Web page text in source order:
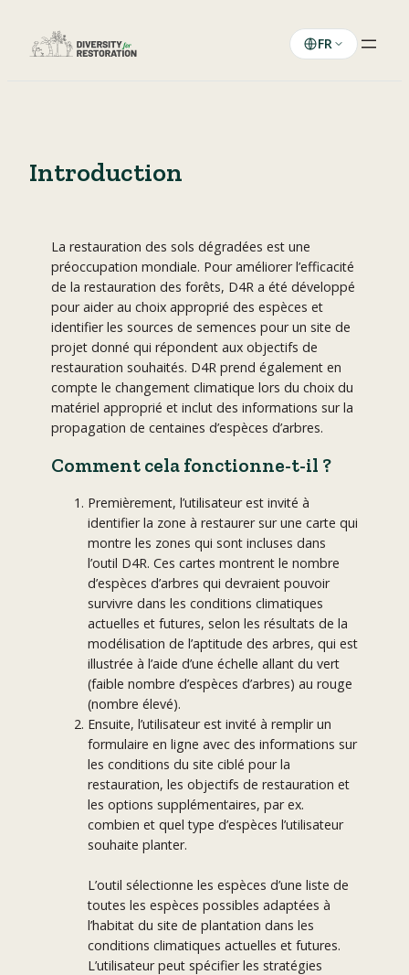
contenu
FR
Introduction
La restauration des sols dégradées est une
préoccupation mondiale. Pour améliorer l’efficacité
de la restauration des forêts, D4R a été développé
pour aider au choix approprié des espèces et
identifier les sources de semences pour un site de
projet donné qui répondent aux objectifs de
restauration souhaités. D4R prend également en
compte le changement climatique lors du choix du
matériel approprié et inclut des informations sur la
propagation de centaines d’espèces d’arbres.
Comment cela fonctionne-t-il ?
Premièrement, l’utilisateur est invité à
identifier la zone à restaurer sur une carte qui
montre les zones qui sont incluses dans
l’outil D4R. Ces cartes montrent le nombre
d’espèces d’arbres qui devraient pouvoir
survivre dans les conditions climatiques
actuelles et futures, selon les résultats de la
modélisation de l’aptitude des arbres, qui est
illustrée à l’aide d’une échelle allant du vert
(faible nombre d’espèces d’arbres) au rouge
(nombre élevé).
Ensuite, l’utilisateur est invité à remplir un
formulaire en ligne avec des informations sur
les conditions du site ciblé pour la
restauration, les objectifs de restauration et
les options supplémentaires, par ex.
combien et quel type d’espèces l’utilisateur
souhaite planter.
L’outil sélectionne les espèces d’une liste de
toutes les espèces possibles adaptées à
l’habitat du site de plantation dans les
conditions climatiques actuelles et futures.
L’utilisateur peut spécifier les stratégies